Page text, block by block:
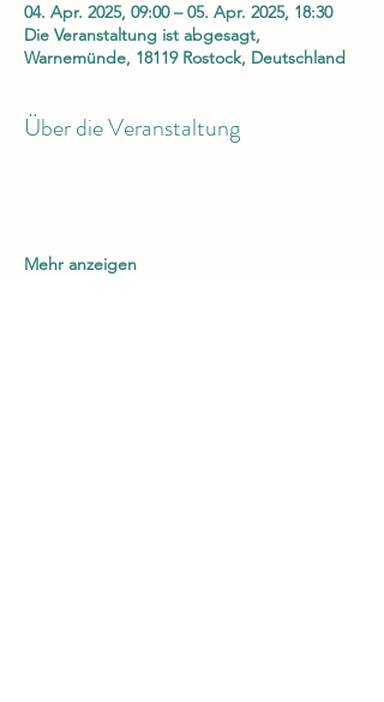
04. Apr. 2025, 09:00 – 05. Apr. 2025, 18:30
Die Veranstaltung ist abgesagt,
Warnemünde, 18119 Rostock, Deutschland
Über die Veranstaltung
Mehr anzeigen